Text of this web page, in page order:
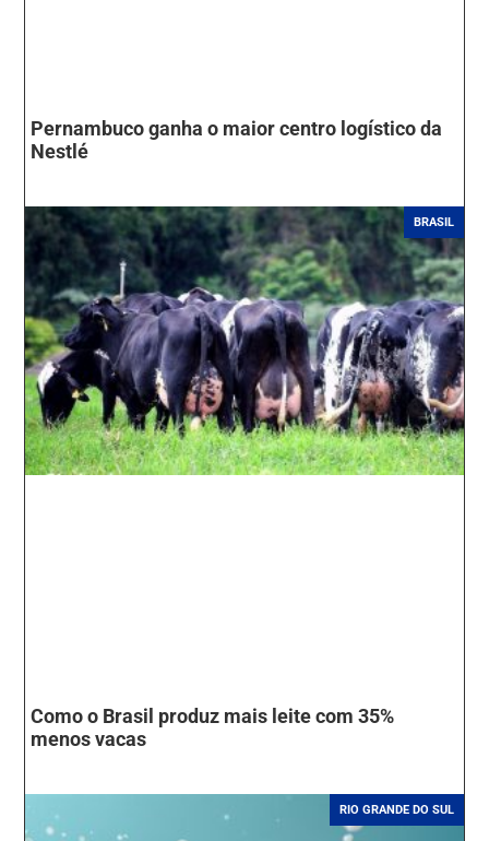
Pernambuco ganha o maior centro logístico da
Nestlé
BRASIL
Como o Brasil produz mais leite com 35%
menos vacas
RIO GRANDE DO SUL